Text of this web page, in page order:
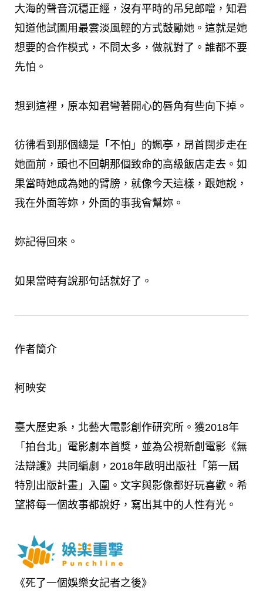
大海的聲音沉穩正經，沒有平時的吊兒郎噹，知君
知道他試圖用最雲淡風輕的方式鼓勵她。這就是她
想要的合作模式，不問太多，做就對了。誰都不要
先怕。
想到這裡，原本知君彎著開心的唇角有些向下掉。
彷彿看到那個總是「不怕」的姵亭，昂首闊步走在
她面前，頭也不回朝那個致命的高級飯店走去。如
果當時她成為她的臂膀，就像今天這樣，跟她說，
我在外面等妳，外面的事我會幫妳。
妳記得回來。
如果當時有說那句話就好了。
作者簡介
柯映安
臺大歷史系，北藝大電影創作研究所。獲2018年
「拍台北」電影劇本首獎，並為公視新創電影《無
法辯護》共同編劇，2018年啟明出版社「第一屆
特別出版計畫」入圍。文字與影像都好玩喜歡。希
望將每一個故事都說好，寫出其中的人性有光。
《死了一個娛樂女記者之後》